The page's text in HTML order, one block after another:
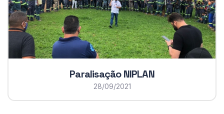
Paralisação NIPLAN
28/09/2021